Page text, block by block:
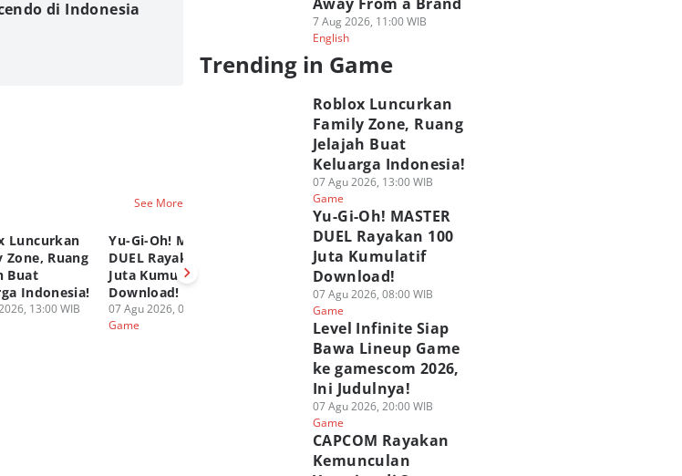
di Indonesia
See More
Luncurkan
Zone, Ruang
Buat
Indonesia!
13:00 WIB
Yu-Gi-Oh! MASTER
DUEL Rayakan 100
Juta Kumulatif
Download!
07 Agu 2026, 08:00 WIB
Game
CAPCOM Rayakan
Kemunculan
Yasmine di Street
Fighter 6 di Filipina!
06 Agu 2026, 08:00 WIB
Analisis Yasmine di
Street Fighter 6,
Lengkap
Game
7 Aug 2026, 11:00 WIB
English
Trending in Game
Roblox Luncurkan
Family Zone, Ruang
Jelajah Buat
Keluarga Indonesia!
07 Agu 2026, 13:00 WIB
Game
Yu-Gi-Oh! MASTER
DUEL Rayakan 100
Juta Kumulatif
Download!
07 Agu 2026, 08:00 WIB
Game
Level Infinite Siap
Bawa Lineup Game
ke gamescom 2026,
Ini Judulnya!
07 Agu 2026, 20:00 WIB
Game
CAPCOM Rayakan
Kemunculan